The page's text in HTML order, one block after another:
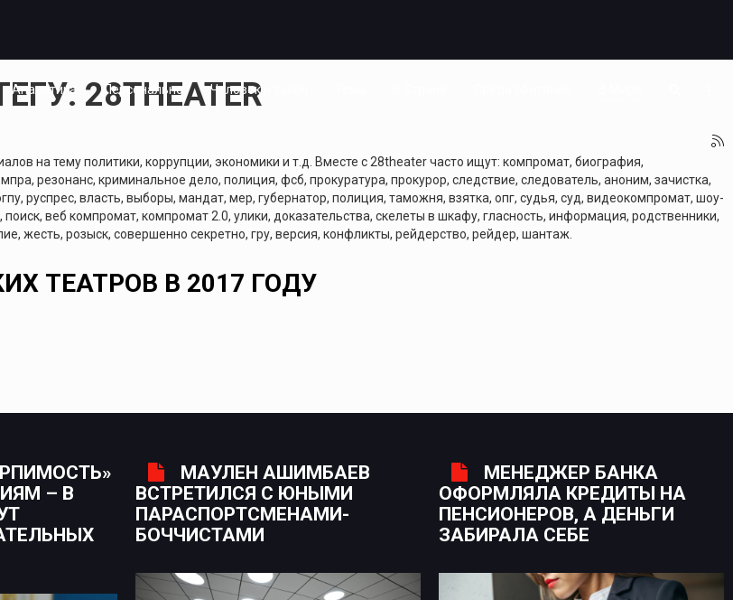
Аналитика Персонально Человек и закон
28THEATER
на тему политики, коррупции, экономики и т.д. Вместе с 28theater часто ищут: компромат, биография,
резонанс, криминальное дело, полиция, фсб, прокуратура, прокурор, следствие, следователь, аноним, зачистка,
руспрес, власть, выборы, мандат, мер, губернатор, полиция, таможня, взятка, опг, судья, суд, видеокомпромат, шоу-
веб компромат, компромат 2.0, улики, доказательства, скелеты в шкафу, гласность, информация, родственники,
жесть, розыск, совершенно секретно, гру, версия, конфликты, рейдерство, рейдер, шантаж.
ТЕАТРОВ В 2017 ГОДУ
– В
МАУЛЕН АШИМБАЕВ
ВСТРЕТИЛСЯ С ЮНЫМИ
ПАРАСПОРТСМЕНАМИ-
БОЧЧИСТАМИ
МЕНЕДЖЕР БАНКА
ОФОРМЛЯЛА КРЕДИТЫ НА
ПЕНСИОНЕРОВ, А ДЕНЬГИ
ЗАБИРАЛА СЕБЕ